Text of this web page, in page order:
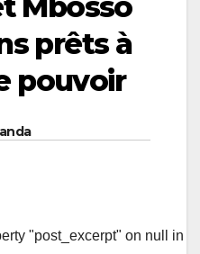
prêts à
pouvoir
"post_excerpt" on null in